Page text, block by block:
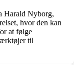
Harald Nyborg,
hvor den kan
at følge
til